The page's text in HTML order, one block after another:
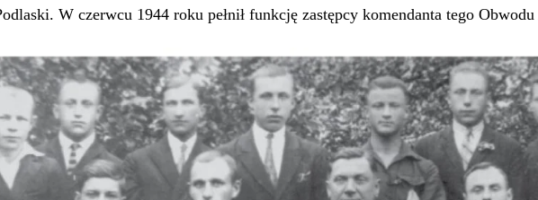
W czerwcu 1944 roku pełnił funkcję zastępcy komendanta tego